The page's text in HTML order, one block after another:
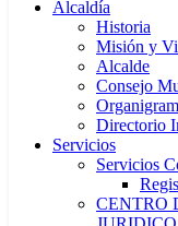
Alcaldía
Historia
Misión y
Alcalde
Consejo
Directorio
Servicios
Servicios
CENTRO